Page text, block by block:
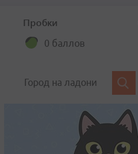
Пробки
0 баллов
Город на ладони